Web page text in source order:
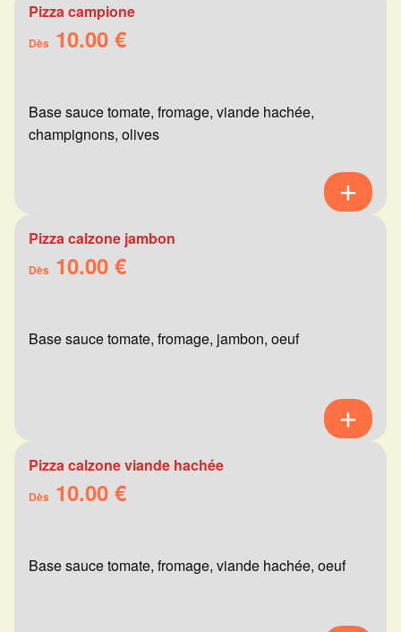
Pizza campione
Dès 10.00 €
Base sauce tomate, fromage, viande hachée,
champignons, olives
Pizza calzone jambon
Dès 10.00 €
Base sauce tomate, fromage, jambon, oeuf
Pizza calzone viande hachée
Dès 10.00 €
Base sauce tomate, fromage, viande hachée, oeuf